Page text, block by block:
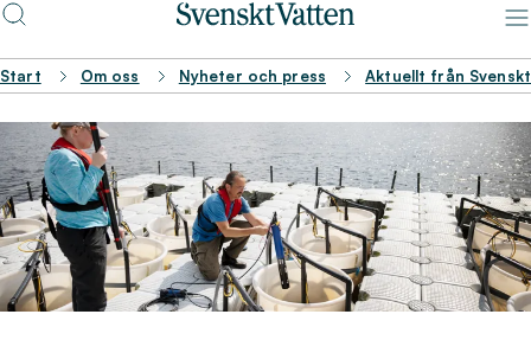
Start Om oss Nyheter och press Aktuellt från